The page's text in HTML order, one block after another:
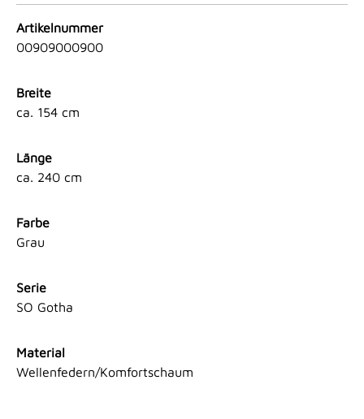
Artikelnummer
00909000900
Breite
ca. 154 cm
Länge
ca. 240 cm
Farbe
Grau
Serie
SO Gotha
Material
Wellenfedern/Komfortschaum